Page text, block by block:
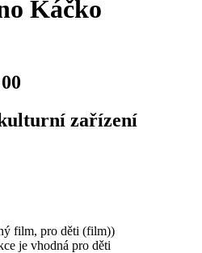
Káčko
zařízení
film, pro děti (film))
je vhodná pro děti